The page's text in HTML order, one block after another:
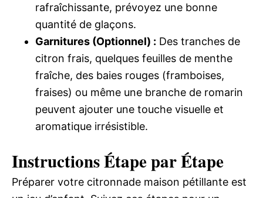
rafraîchissante, prévoyez une bonne
quantité de glaçons.
Garnitures (Optionnel) : Des tranches de
citron frais, quelques feuilles de menthe
fraîche, des baies rouges (framboises,
fraises) ou même une branche de romarin
peuvent ajouter une touche visuelle et
aromatique irrésistible.
Instructions Étape par Étape
Préparer votre citronnade maison pétillante est